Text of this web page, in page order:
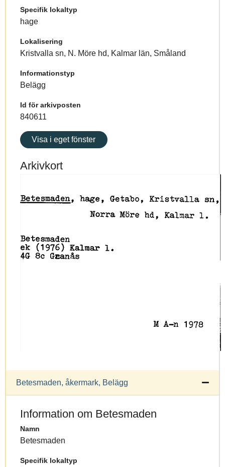
Specifik lokaltyp
hage
Lokalisering
Kristvalla sn, N. Möre hd, Kalmar län, Småland
Informationstyp
Belägg
Id för arkivposten
840611
Visa i eget fönster
Arkivkort
Betesmaden, åkermark, Belägg
Information om Betesmaden
Namn
Betesmaden
Specifik lokaltyp